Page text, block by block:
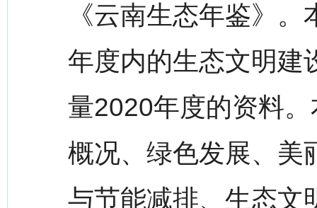
《云南生态年鉴》
年度内的生态文明建
量2020年度的资料
概况、绿色发展、美
与节能减排、生态文